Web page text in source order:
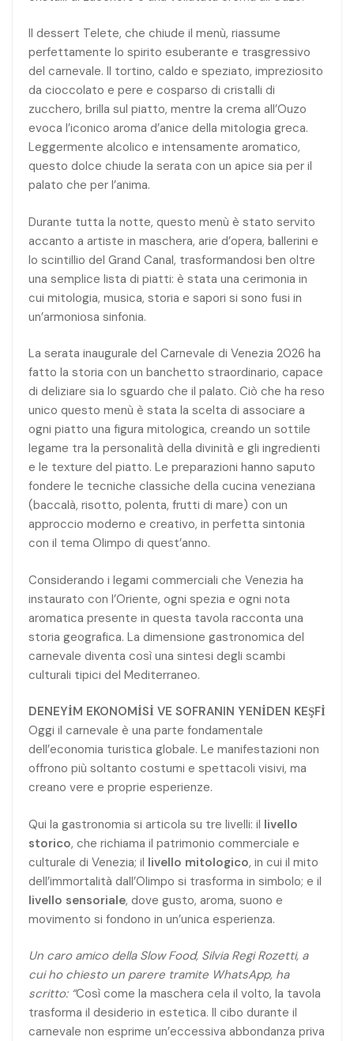
Il dessert Telete, che chiude il menù, riassume
perfettamente lo spirito esuberante e trasgressivo
del carnevale. Il tortino, caldo e speziato, impreziosito
da cioccolato e pere e cosparso di cristalli di
zucchero, brilla sul piatto, mentre la crema all’Ouzo
evoca l’iconico aroma d’anice della mitologia greca.
Leggermente alcolico e intensamente aromatico,
questo dolce chiude la serata con un apice sia per il
palato che per l’anima.
Durante tutta la notte, questo menù è stato servito
accanto a artiste in maschera, arie d’opera, ballerini e
lo scintillio del Grand Canal, trasformandosi ben oltre
una semplice lista di piatti: è stata una cerimonia in
cui mitologia, musica, storia e sapori si sono fusi in
un’armoniosa sinfonia.
La serata inaugurale del Carnevale di Venezia 2026 ha
fatto la storia con un banchetto straordinario, capace
di deliziare sia lo sguardo che il palato. Ciò che ha reso
unico questo menù è stata la scelta di associare a
ogni piatto una figura mitologica, creando un sottile
legame tra la personalità della divinità e gli ingredienti
e le texture del piatto. Le preparazioni hanno saputo
fondere le tecniche classiche della cucina veneziana
(baccalà, risotto, polenta, frutti di mare) con un
approccio moderno e creativo, in perfetta sintonia
con il tema Olimpo di quest’anno.
Considerando i legami commerciali che Venezia ha
instaurato con l’Oriente, ogni spezia e ogni nota
aromatica presente in questa tavola racconta una
storia geografica. La dimensione gastronomica del
carnevale diventa così una sintesi degli scambi
culturali tipici del Mediterraneo.
DENEYİM EKONOMİSİ VE SOFRANIN YENİDEN KEŞFİ
Oggi il carnevale è una parte fondamentale
dell’economia turistica globale. Le manifestazioni non
offrono più soltanto costumi e spettacoli visivi, ma
creano vere e proprie esperienze.
Qui la gastronomia si articola su tre livelli: il livello
storico, che richiama il patrimonio commerciale e
culturale di Venezia; il livello mitologico, in cui il mito
dell’immortalità dall’Olimpo si trasforma in simbolo; e il
livello sensoriale, dove gusto, aroma, suono e
movimento si fondono in un’unica esperienza.
Un caro amico della Slow Food, Silvia Regi Rozetti, a
cui ho chiesto un parere tramite WhatsApp, ha
scritto: “Così come la maschera cela il volto, la tavola
trasforma il desiderio in estetica. Il cibo durante il
carnevale non esprime un’eccessiva abbondanza priva